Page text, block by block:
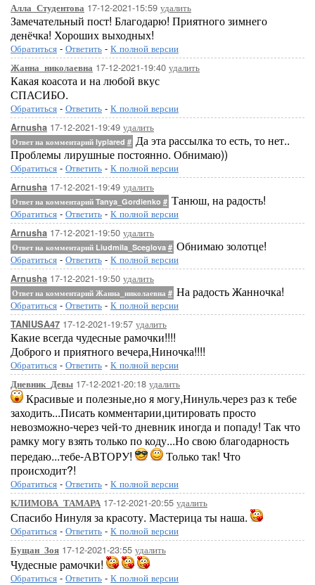
Алла_Студентова 17-12-2021-15:59 удалить
Замечательный пост! Благодарю! Приятного зимнего
денёчка! Хороших выходных!
Обратиться - Ответить - К полной версии
Жанна_николаевна 17-12-2021-19:40 удалить
Какая коасота и на любой вкус
СПАСИБО.
Обратиться - Ответить - К полной версии
Arnusha 17-12-2021-19:49 удалить
Ответ на комментарий lyplared # Да эта рассылка то есть, то нет..
Проблемы лирушные постоянно. Обнимаю))
Обратиться - Ответить - К полной версии
Arnusha 17-12-2021-19:49 удалить
Ответ на комментарий Tanya_Gordienko # Танюш, на радость!
Обратиться - Ответить - К полной версии
Arnusha 17-12-2021-19:50 удалить
Ответ на комментарий Liudmila_Sceglova # Обнимаю золотце!
Обратиться - Ответить - К полной версии
Arnusha 17-12-2021-19:50 удалить
Ответ на комментарий Жанна_николаевна # На радость Жанночка!
Обратиться - Ответить - К полной версии
TANIUSA47 17-12-2021-19:57 удалить
Какие всегда чудесные рамочки!!!!
Доброго и приятного вечера,Ниночка!!!!
Обратиться - Ответить - К полной версии
Дневник_Девы 17-12-2021-20:18 удалить
Красивые и полезные,но я могу,Нинуль.через раз к тебе
заходить...Писать комментарии,цитировать просто
невозможно-через чей-то дневник иногда и попаду! Так что
рамку могу взять только по коду...Но свою благодарность
передаю...тебе-АВТОРУ!
Только так! Что
происходит?!
Обратиться - Ответить - К полной версии
КЛИМОВА_ТАМАРА 17-12-2021-20:55 удалить
Спасибо Нинуля за красоту. Мастерица ты наша.
Обратиться - Ответить - К полной версии
Бущан_Зоя 17-12-2021-23:55 удалить
Чудесные рамочки!
Обратиться - Ответить - К полной версии